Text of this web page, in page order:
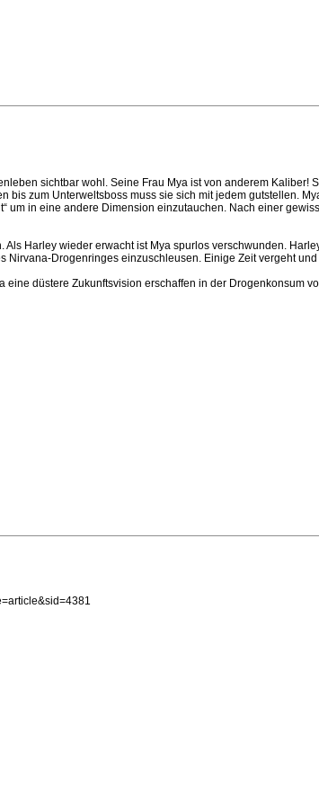
sichtbar wohl. Seine Frau Mya ist von anderem Kaliber!
bis zum Unterweltsboss muss sie sich mit jedem gutstellen.
um in eine andere Dimension einzutauchen. Nach einer
Harley wieder erwacht ist Mya spurlos verschwunden.
Nirvana-Drogenringes einzuschleusen. Einige Zeit vergeht
düstere Zukunftsvision erschaffen in der Drogenkonsum